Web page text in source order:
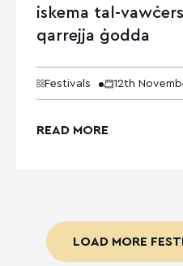
iskema tal-
qarrejja ġodda
Festivals 12th
READ MORE
LOAD MORE